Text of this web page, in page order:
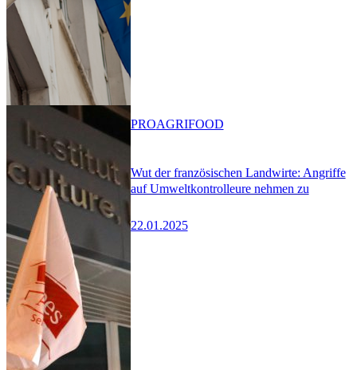
Wut der französischen Landwirte: Angriffe
auf Umweltkontrolleure nehmen zu
22.01.2025
PROAGRIFOOD